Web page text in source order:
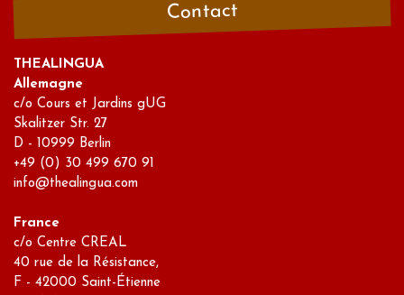
Contact
THEALINGUA
Allemagne
c/o Cours et Jardins gUG
Skalitzer Str. 27
D - 10999 Berlin
+49 (0) 30 499 670 91
info@thealingua.com
France
c/o Centre CREAL
40 rue de la Résistance,
F - 42000 Saint-Étienne